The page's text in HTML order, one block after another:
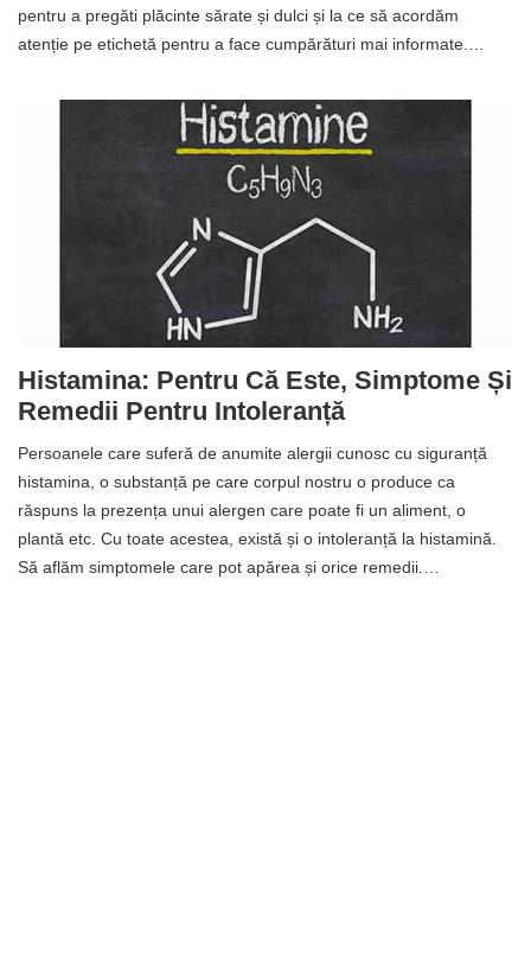
pentru a pregăti plăcinte sărate și dulci și la ce să acordăm
atenție pe etichetă pentru a face cumpărături mai informate.…
Histamina: Pentru Că Este, Simptome Și
Remedii Pentru Intoleranță
Persoanele care suferă de anumite alergii cunosc cu siguranță
histamina, o substanță pe care corpul nostru o produce ca
răspuns la prezența unui alergen care poate fi un aliment, o
plantă etc. Cu toate acestea, există și o intoleranță la histamină.
Să aflăm simptomele care pot apărea și orice remedii.…